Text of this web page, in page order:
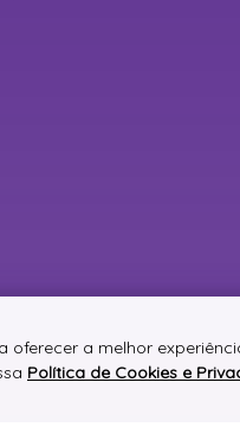
oferecer a melhor
Política de Cookies e